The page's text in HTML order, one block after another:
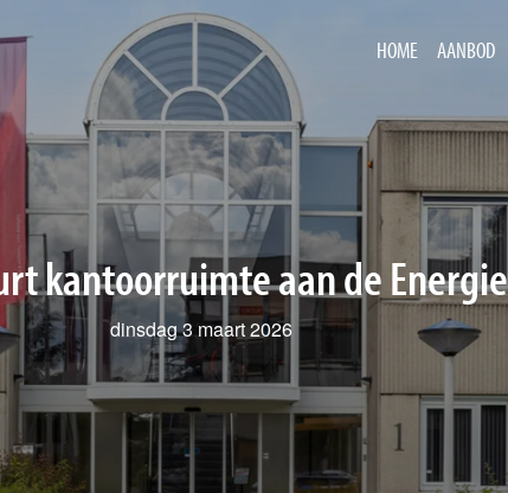
HOME AANBOD
kantoorruimte aan de
dinsdag 3 maart 2026